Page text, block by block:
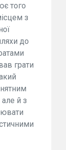
того
з
до
грати
й з